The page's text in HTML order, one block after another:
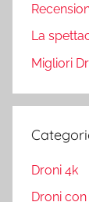
La
Migliori
Droni 4k
Droni con